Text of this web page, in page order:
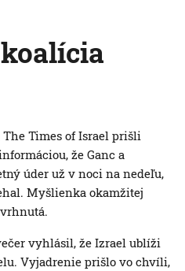
Times of Israel prišli
že Ganc a
úder už v noci na nedeľu,
Myšlienka okamžitej
vyhlásil, že Izrael ublíži
Vyjadrenie prišlo vo chvíli,